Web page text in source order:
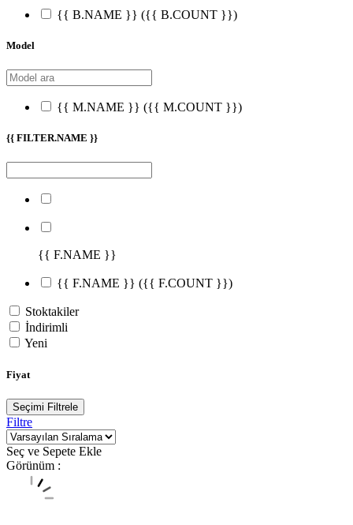
{{ B.NAME }} ({{ B.COUNT }})
Model
{{ M.NAME }} ({{ M.COUNT }})
{{ FILTER.NAME }}
{{ F.NAME }}
{{ F.NAME }} ({{ F.COUNT }})
Stoktakiler
İndirimli
Yeni
Fiyat
Seçimi Filtrele
Filtre
Seç ve Sepete Ekle
Görünüm :